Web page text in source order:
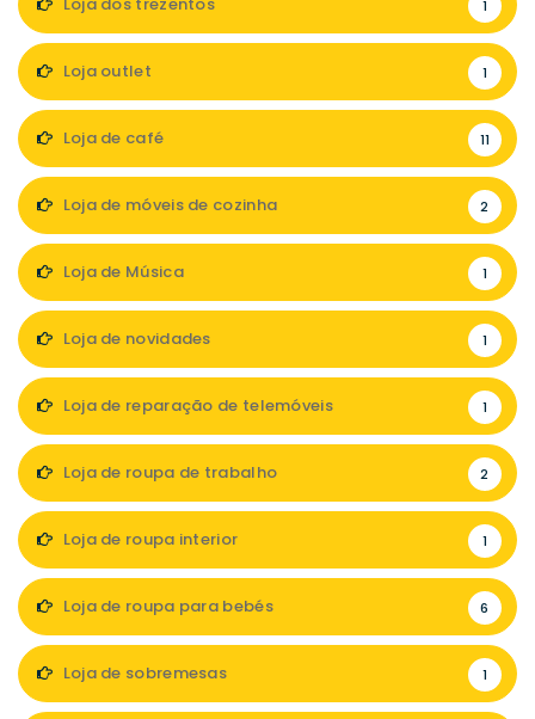
1
Loja outlet 1
Loja de café 11
Loja de móveis de cozinha 2
Loja de Música 1
Loja de novidades 1
Loja de reparação de telemóveis 1
Loja de roupa de trabalho 2
Loja de roupa interior 1
Loja de roupa para bebés 6
Loja de sobremesas 1